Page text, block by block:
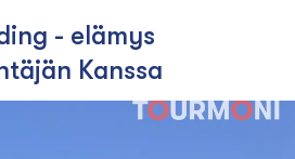
- elämys
Kanssa